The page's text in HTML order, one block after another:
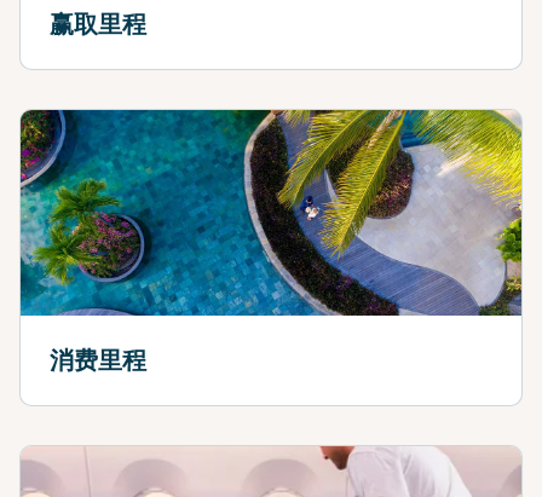
赢取里程
消费里程